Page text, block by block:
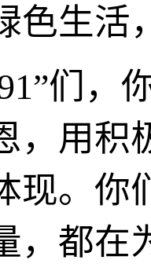
色生活
们，
，用积
现。你
，都在